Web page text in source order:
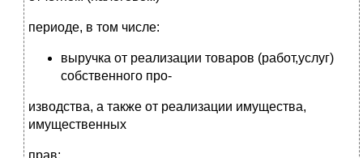
периоде, в том числе:
выручка от реализации товаров (работ,услуг)
собственного про-
изводства, а также от реализации имущества,
имущественных